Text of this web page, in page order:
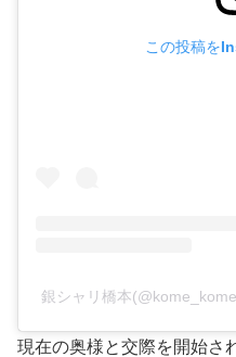
この投稿を
銀シャリ橋本
現在の奥様と交際を開始さ